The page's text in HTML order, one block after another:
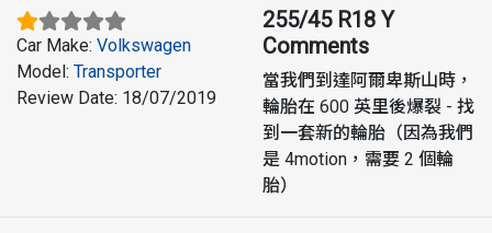
Car Make: Volkswagen
Model: Transporter
Review Date: 18/07/2019
255/45 R18 Y
Comments
當我們到達阿爾卑斯山時，
輪胎在 600 英里後爆裂 - 找
到一套新的輪胎（因為我們
是 4motion，需要 2 個輪
胎）